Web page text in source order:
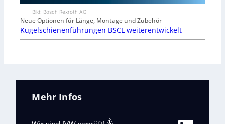
Bild: Bosch Rexroth AG
Neue Optionen für Länge, Montage und Zubehör
Kugelschienenführungen BSCL weiterentwickelt
Mehr Infos